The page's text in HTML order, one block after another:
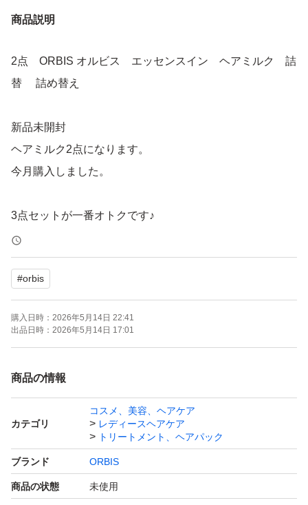
商品説明
2点 ORBIS オルビス エッセンスイン ヘアミルク 詰
替 詰め替え
新品未開封
ヘアミルク2点になります。
今月購入しました。
3点セットが一番オトクです♪
出品しておりますのでご検討ください
OPP等にはいれず、そのまま発送
開封後はメーカー元へ問い合わせはください。
ーーーーー
遅くなる場合もございますがご理解ください。
再出品、専用出品可→お気軽にご質問下さい。
#orbis
購入日時： 2026年5月14日 22:41
出品日時： 2026年5月14日 17:01
商品の情報
カテゴリ
コスメ、美容、ヘアケア
レディースヘアケア
トリートメント、ヘアパック
ブランド ORBIS
商品の状態 未使用